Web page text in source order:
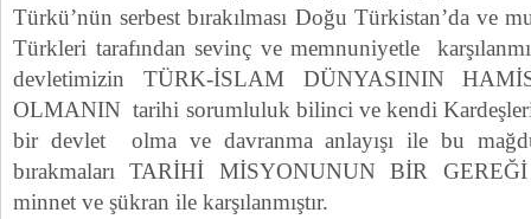
Türkü’nün serbest bırakılması Doğu Türkistan’da ve
Türkleri tarafından sevinç ve memnuniyetle
devletimizin TÜRK-İSLAM DÜNYASININ
OLMANIN tarihi sorumluluk bilinci ve kendi
bir devlet olma ve davranma anlayışı ile bu
bırakmaları TARİHİ MİSYONUNUN BİR
minnet ve şükran ile karşılanmıştır.